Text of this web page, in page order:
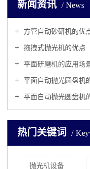
新闻资讯 News
方管自动砂研机的优
拖拽式抛光机的优点
平面研磨机的应用场
平面自动抛光圆盘机
平面自动抛光圆盘机
热门关键词
抛光机设备